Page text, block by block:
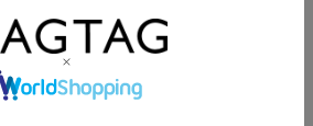
サイズ：46(M位)
コンディション: B
13,000円（税込）
サイズ：46(M位)
コンディション: B